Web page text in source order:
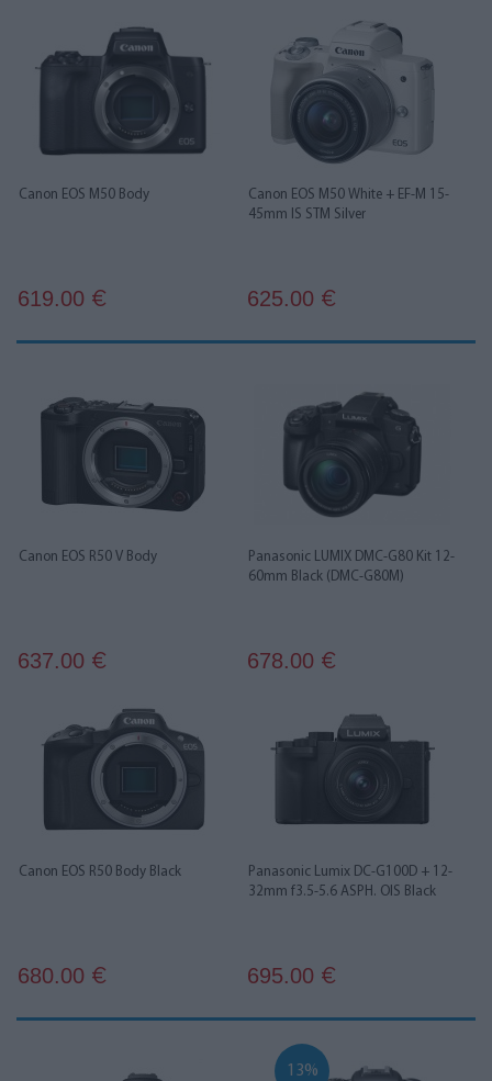
Canon EOS M50 Body
619.00 €
Canon EOS M50 White + EF-M 15-
45mm IS STM Silver
625.00 €
Canon EOS R50 V Body
637.00 €
Panasonic LUMIX DMC-G80 Kit 12-
60mm Black (DMC-G80M)
678.00 €
Canon EOS R50 Body Black
680.00 €
Panasonic Lumix DC-G100D + 12-
32mm f3.5-5.6 ASPH. OIS Black
695.00 €
13%